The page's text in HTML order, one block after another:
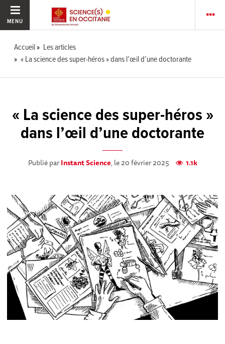
MENU
Accueil
Les articles
« La science des super-héros » dans l’œil d’une doctorante
« La science des super-héros »
dans l’œil d’une doctorante
Publié parInstant Science, le 20 février 2025 1.1k